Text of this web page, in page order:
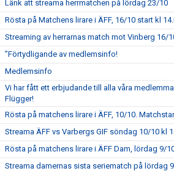
Länk att streama herrmatchen på lördag 23/10
Rösta på Matchens lirare i ÄFF, 16/10 start kl
Streaming av herrarnas match mot Vinberg 16/
”Förtydligande av medlemsinfo!
Medlemsinfo
Vi har fått ett erbjudande till alla våra
Flügger!
Rösta på matchens lirare i ÄFF, 10/10.
Streama ÄFF vs Varbergs GIF söndag 10/10 kl
Rösta på matchens lirare i ÄFF Dam, lördag 9/
Streama damernas sista seriematch på lördag